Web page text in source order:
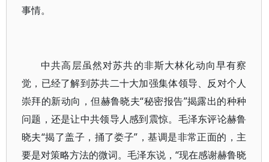
事情。
中共高层虽然对苏共的非斯大林化动向早有察
觉，已经了解到苏共二十大加强集体领导、反对个人
崇拜的新动向，但赫鲁晓夫“秘密报告”揭露出的种种
问题，还是让中共领导人感到震惊。毛泽东评论赫鲁
晓夫“揭了盖子，捅了娄子”，基调是非常正面的，主
要是对策略方法的微词。毛泽东说，“现在感谢赫鲁晓